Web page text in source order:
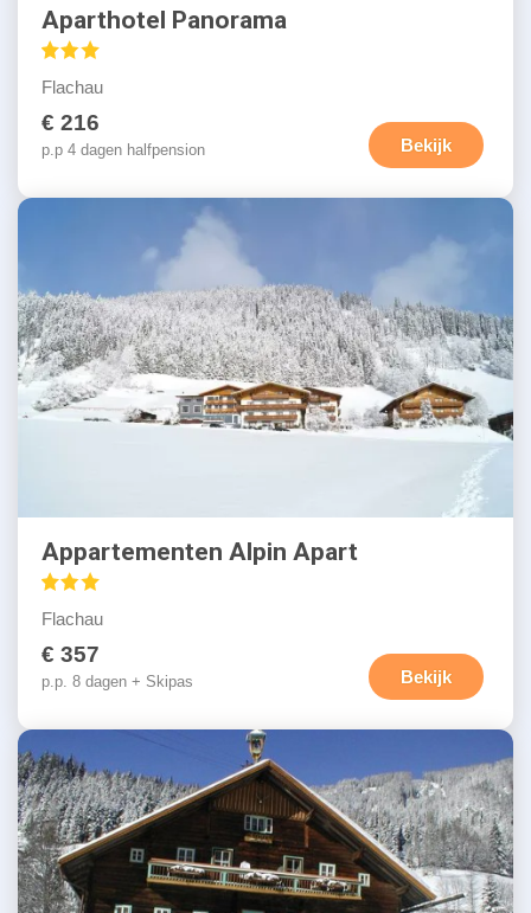
Aparthotel Panorama
Flachau
€ 216
p.p 4 dagen halfpension Bekijk
Appartementen Alpin Apart
Flachau
€ 357
p.p. 8 dagen + Skipas Bekijk